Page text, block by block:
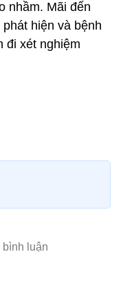
nhầm. Mãi đến
hiện và bệnh
đi xét nghiệm